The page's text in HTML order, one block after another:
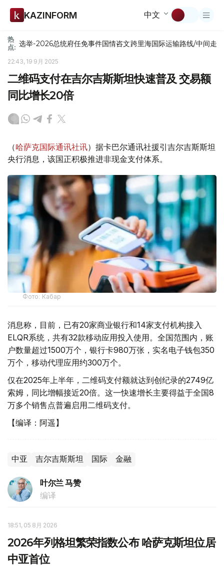
KAZINFORM 中文
热
点: 选举-2026总统府任免事件国情咨文跨里海国际运输路线/中间走廊
22:43, 19 9月 2025
二维码支付在吉尔吉斯斯坦快速普及 交易额
同比增长20倍
（哈萨克国际通讯社讯）据卡巴尔通讯社援引吉尔吉斯斯坦
央行消息，该国正积极推进非现金支付体系。
Фото: Кабар
消息称，目前，已有20家商业银行和14家支付机构接入
ELQR系统，共有32款移动应用投入使用。全国范围内，账
户数量超过1500万个，银行卡980万张，实名电子钱包350
万个，移动代理应用约300万个。
仅在2025年上半年，二维码支付额就达到创纪录的2749亿
索姆，同比增幅接近20倍。这一快速增长主要得益于全国8
万多个销售点普遍启用二维码支付。
【编译：阿遥】
中亚 吉尔吉斯斯坦 国际 金融
叶尔兰 马赞
编译
18:51, 05 8月 2026
2026年列格坦繁荣指数公布 哈萨克斯坦位居
中亚首位